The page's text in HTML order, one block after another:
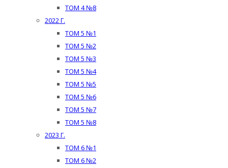
ТОМ 4 №8
2022 Г.
ТОМ 5 №1
ТОМ 5 №2
ТОМ 5 №3
ТОМ 5 №4
ТОМ 5 №5
ТОМ 5 №6
ТОМ 5 №7
ТОМ 5 №8
2023 Г.
ТОМ 6 №1
ТОМ 6 №2